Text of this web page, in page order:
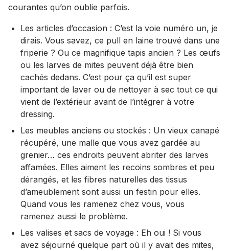
courantes qu’on oublie parfois.
Les articles d’occasion : C’est la voie numéro un, je
dirais. Vous savez, ce pull en laine trouvé dans une
friperie ? Ou ce magnifique tapis ancien ? Les œufs
ou les larves de mites peuvent déjà être bien
cachés dedans. C’est pour ça qu’il est super
important de laver ou de nettoyer à sec tout ce qui
vient de l’extérieur avant de l’intégrer à votre
dressing.
Les meubles anciens ou stockés : Un vieux canapé
récupéré, une malle que vous avez gardée au
grenier… ces endroits peuvent abriter des larves
affamées. Elles aiment les recoins sombres et peu
dérangés, et les fibres naturelles des tissus
d’ameublement sont aussi un festin pour elles.
Quand vous les ramenez chez vous, vous
ramenez aussi le problème.
Les valises et sacs de voyage : Eh oui ! Si vous
avez séjourné quelque part où il y avait des mites,